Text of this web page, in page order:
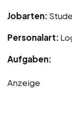
Jobarten:
Personalart:
Aufgaben:
Anzeige